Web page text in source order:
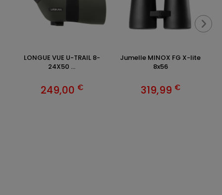
LONGUE VUE U-TRAIL 8-
24X50 ...
249,00 €
Jumelle MINOX FG X-lite
8x56
319,99 €